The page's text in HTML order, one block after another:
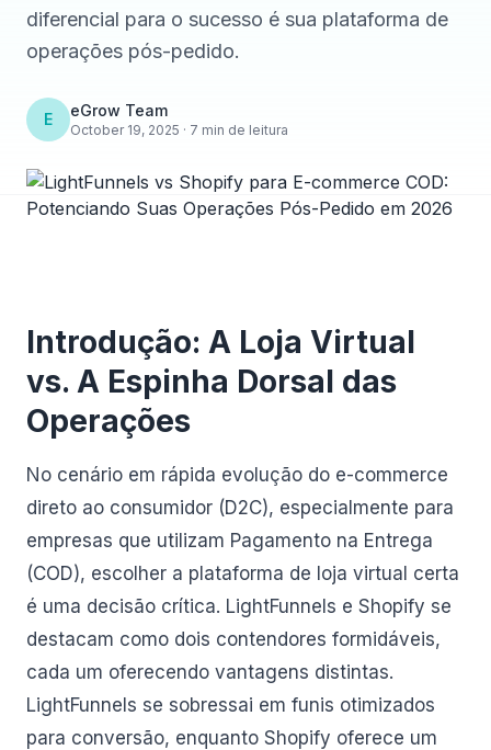
diferencial para o sucesso é sua plataforma de
operações pós-pedido.
E eGrow Team
October 19, 2025 · 7 min de leitura
Introdução: A Loja Virtual
vs. A Espinha Dorsal das
Operações
No cenário em rápida evolução do e-commerce
direto ao consumidor (D2C), especialmente para
empresas que utilizam Pagamento na Entrega
(COD), escolher a plataforma de loja virtual certa
é uma decisão crítica. LightFunnels e Shopify se
destacam como dois contendores formidáveis,
cada um oferecendo vantagens distintas.
LightFunnels se sobressai em funis otimizados
para conversão, enquanto Shopify oferece um